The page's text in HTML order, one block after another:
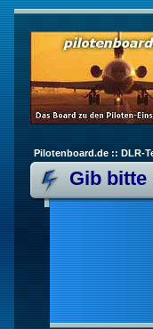
Pilotenboard.de :: DLR-
Gib bitte